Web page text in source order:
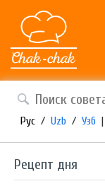
Рус / Uzb / Узб |
Рецепт дня